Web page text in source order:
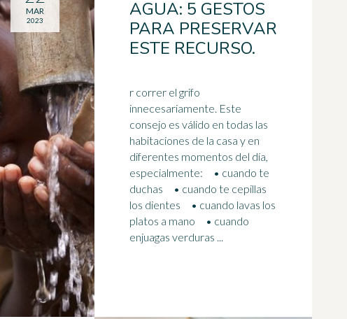
AGUA: 5 GESTOS
PARA PRESERVAR
ESTE RECURSO.
r correr el grifo
innecesariamente. Este
consejo es válido en todas las
habitaciones de la casa y en
diferentes momentos del día,
especialmente: • cuando te
duchas • cuando te cepillas
los dientes • cuando lavas los
platos a mano • cuando
enjuagas verduras ...
MAR
2023